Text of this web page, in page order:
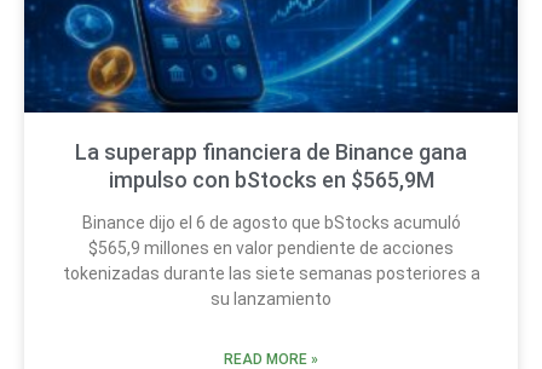
La superapp financiera de Binance gana
impulso con bStocks en $565,9M
Binance dijo el 6 de agosto que bStocks acumuló
$565,9 millones en valor pendiente de acciones
tokenizadas durante las siete semanas posteriores a
su lanzamiento
READ MORE »